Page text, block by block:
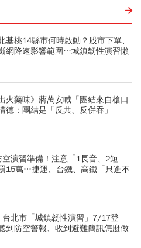
基桃14縣市何時啟動？股市下單、
網降速影響範圍…城鎮韌性演習懶
火藥味》蔣萬安喊「團結來自槍口
德：團結是「反共、反併吞」
演習準備！注意「1長音、2短
15萬…捷運、台鐵、高鐵「只進不
台北市「城鎮韌性演習」7/17登
到防空警報、收到避難簡訊怎麼做